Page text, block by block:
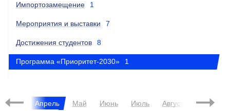
Импортозамещение 1
Мероприятия и выставки 7
Достижения студентов 8
Программа «Приоритет-2030» 1
Март Апрель Май Июнь Июль Август Сентябрь